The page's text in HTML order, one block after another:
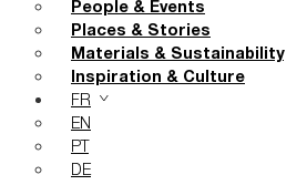
People & Events
Places & Stories
Materials & Sustainability
Inspiration & Culture
FR
EN
PT
DE